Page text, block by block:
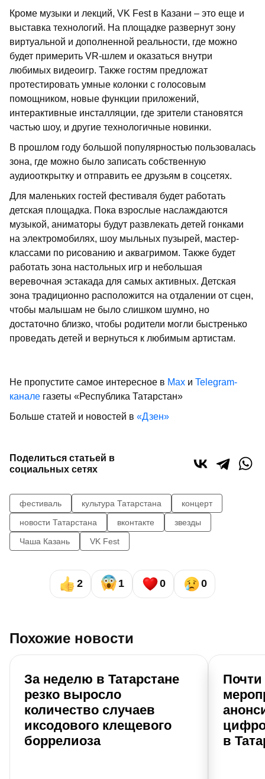
Кроме музыки и лекций, VK Fest в Казани – это еще и
выставка технологий. На площадке развернут зону
виртуальной и дополненной реальности, где можно
будет примерить VR-шлем и оказаться внутри
любимых видеоигр. Также гостям предложат
протестировать умные колонки с голосовым
помощником, новые функции приложений,
интерактивные инсталляции, где зрители становятся
частью шоу, и другие технологичные новинки.
В прошлом году большой популярностью пользовалась
зона, где можно было записать собственную
аудиооткрытку и отправить ее друзьям в соцсетях.
Для маленьких гостей фестиваля будет работать
детская площадка. Пока взрослые наслаждаются
музыкой, аниматоры будут развлекать детей гонками
на электромобилях, шоу мыльных пузырей, мастер-
классами по рисованию и аквагримом. Также будет
работать зона настольных игр и небольшая
веревочная эстакада для самых активных. Детская
зона традиционно расположится на отдалении от сцен,
чтобы малышам не было слишком шумно, но
достаточно близко, чтобы родители могли быстренько
проведать детей и вернуться к любимым артистам.
Не пропустите самое интересное в Max и Telegram-
канале газеты «Республика Татарстан»
Больше статей и новостей в «Дзен»
Поделиться статьей в
социальных сетях
фестиваль культура Татарстана
концерт
новости Татарстана
вконтакте
звезды
Чаша Казань
VK Fest
2 1 0 0
Похожие новости
За неделю в Татарстане
резко выросло
количество случаев
иксодового клещевого
боррелиоза
в